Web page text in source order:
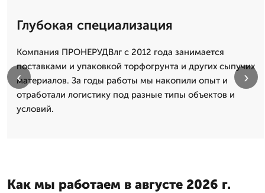
Глубокая специализация
Компания ПРОНЕРУДВлг с 2012 года занимается
поставками и упаковкой торфогрунта и других сыпучих
материалов. За годы работы мы накопили опыт и
отработали логистику под разные типы объектов и
условий.
‹ ›
Как мы работаем в августе 2026 г.